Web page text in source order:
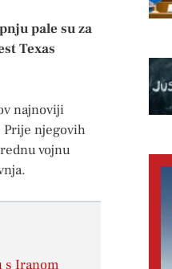
pale su za
Texas
najnoviji
njegovih
vojnu
s Iranom